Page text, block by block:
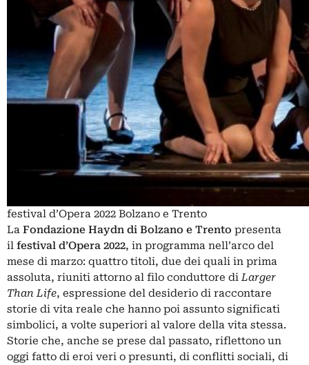
festival d’Opera 2022 Bolzano e Trento
La Fondazione Haydn di Bolzano e Trento presenta
il festival d’Opera 2022, in programma nell’arco del
mese di marzo: quattro titoli, due dei quali in prima
assoluta, riuniti attorno al filo conduttore diLarger
Than Life, espressione del desiderio di raccontare
storie di vita reale che hanno poi assunto significati
simbolici, a volte superiori al valore della vita stessa.
Storie che, anche se prese dal passato, riflettono un
oggi fatto di eroi veri o presunti, di conflitti sociali, di